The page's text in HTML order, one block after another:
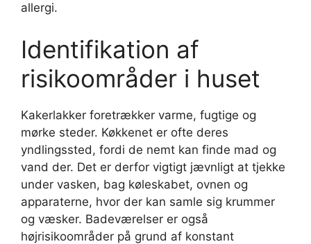
allergi.
Identifikation af
risikoområder i huset
Kakerlakker foretrækker varme, fugtige og
mørke steder. Køkkenet er ofte deres
yndlingssted, fordi de nemt kan finde mad og
vand der. Det er derfor vigtigt jævnligt at tjekke
under vasken, bag køleskabet, ovnen og
apparaterne, hvor der kan samle sig krummer
og væsker. Badeværelser er også
højrisikoområder på grund af konstant